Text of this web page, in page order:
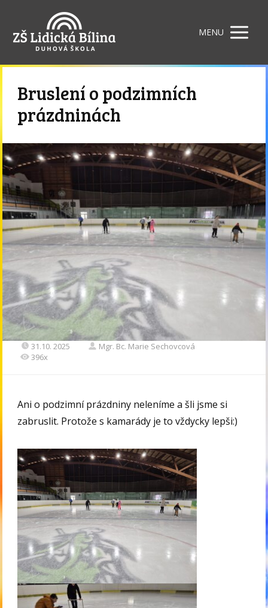
MENU
Bruslení o podzimních
prázdninách
31.10. 2025
Mgr. Bc. Marie Sechovcová
396x
Ani o podzimní prázdniny neleníme a šli jsme si
zabruslit. Protože s kamarády je to vždycky lepši:)